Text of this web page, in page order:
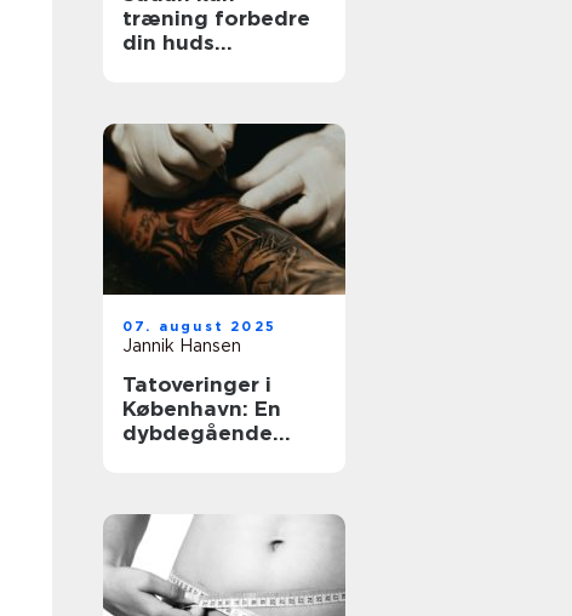
træning forbedre
din huds
07. august 2025
Jannik Hansen
Tatoveringer i
København: En
dybdegående